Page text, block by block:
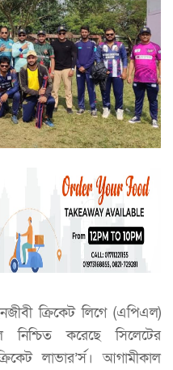
ক্রিকেট লিগে (এপিএল)
নিশ্চিত করেছে সিলেটের
লাভার’র্স। আগামীকাল